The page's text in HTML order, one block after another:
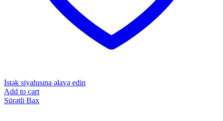
İstək siyahısına əlavə edin
Add to cart
Sürətli Bax